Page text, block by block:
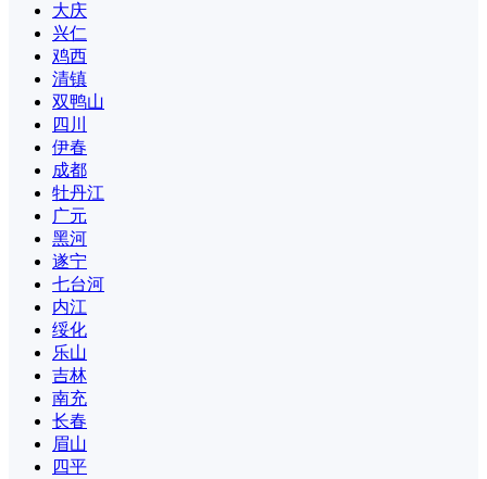
大庆
兴仁
鸡西
清镇
双鸭山
四川
伊春
成都
牡丹江
广元
黑河
遂宁
七台河
内江
绥化
乐山
吉林
南充
长春
眉山
四平